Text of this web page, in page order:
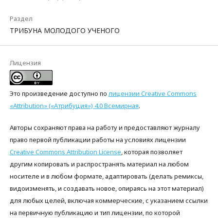
Раздел
ТРИБУНА МОЛОДОГО УЧЕНОГО
Лицензия
Это произведение доступно по лицензии Creative Commons
«Attribution» («Атрибуция») 4.0 Всемирная.
Авторы сохраняют права на работу и предоставляют журналу
право первой публикации работы на условиях лицензии
Creative Commons Attribution License, которая позволяет
другим копировать и распространять материал на любом
носителе и в любом формате, адаптировать (делать ремиксы,
видоизменять, и создавать новое, опираясь на этот материал)
для любых целей, включая коммерческие, с указанием ссылки
на первичную публикацию и тип лицензии, по которой